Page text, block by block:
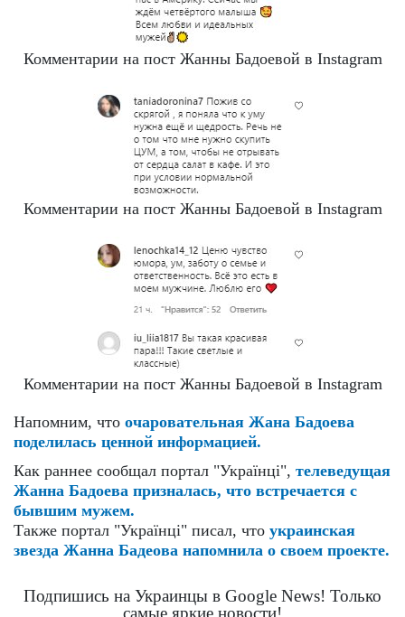
Комментарии на пост Жанны Бадоевой в Instagram
Комментарии на пост Жанны Бадоевой в Instagram
Комментарии на пост Жанны Бадоевой в Instagram
Напомним, что очаровательная Жана Бадоева
поделилась ценной информацией.
Как раннее сообщал портал "Українці", телеведущая
Жанна Бадоева призналась, что встречается с
бывшим мужем.
Также портал "Українці" писал, что украинская
звезда Жанна Бадеова напомнила о своем проекте.
Подпишись на Украинцы в Google News! Только
самые яркие новости!